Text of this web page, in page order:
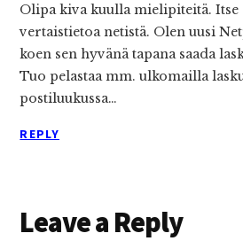
Olipa kiva kuulla mielipiteitä.
vertaistietoa netistä. Olen uusi
koen sen hyvänä tapana saada
Tuo pelastaa mm. ulkomailla
postiluukussa…
REPLY
Leave a Reply